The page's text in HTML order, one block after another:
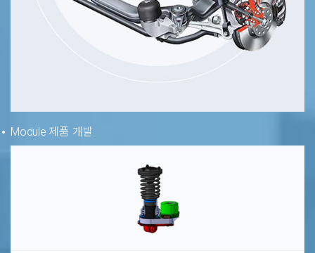
Module 제품 개발